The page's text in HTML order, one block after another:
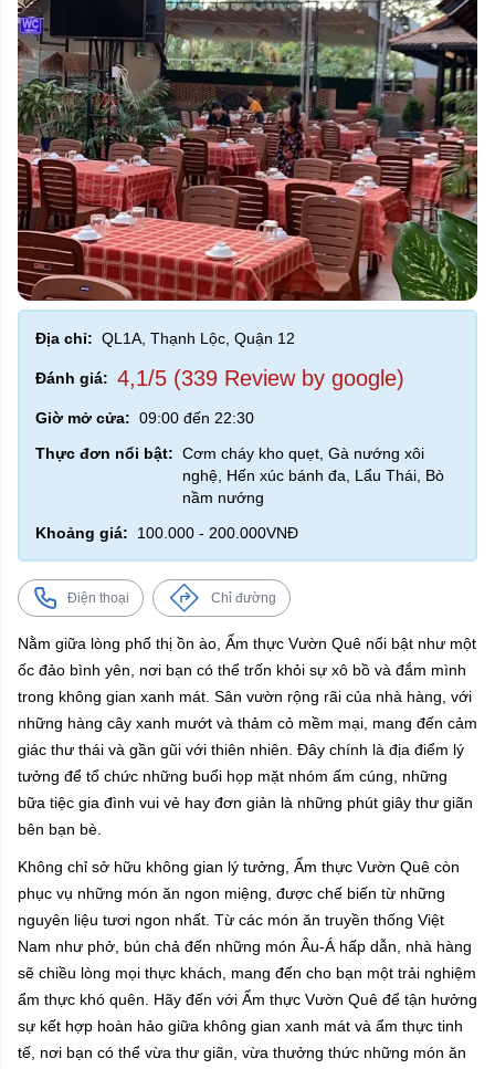
Địa chỉ: QL1A, Thạnh Lộc, Quận 12
Đánh giá: 4,1/5 (339 Review by google)
Giờ mở cửa: 09:00 đến 22:30
Thực đơn nổi bật: Cơm cháy kho quẹt, Gà nướng xôi
nghệ, Hến xúc bánh đa, Lẩu Thái, Bò
nầm nướng
Khoảng giá:
100.000 - 200.000VNĐ
Điện thoại Chỉ đường
Nằm giữa lòng phố thị ồn ào, Ẩm thực Vườn Quê nổi bật như một
ốc đảo bình yên, nơi bạn có thể trốn khỏi sự xô bồ và đắm mình
trong không gian xanh mát. Sân vườn rộng rãi của nhà hàng, với
những hàng cây xanh mướt và thảm cỏ mềm mại, mang đến cảm
giác thư thái và gần gũi với thiên nhiên. Đây chính là địa điểm lý
tưởng để tổ chức những buổi họp mặt nhóm ấm cúng, những
bữa tiệc gia đình vui vẻ hay đơn giản là những phút giây thư giãn
bên bạn bè.
Không chỉ sở hữu không gian lý tưởng, Ẩm thực Vườn Quê còn
phục vụ những món ăn ngon miệng, được chế biến từ những
nguyên liệu tươi ngon nhất. Từ các món ăn truyền thống Việt
Nam như phở, bún chả đến những món Âu-Á hấp dẫn, nhà hàng
sẽ chiều lòng mọi thực khách, mang đến cho bạn một trải nghiệm
ẩm thực khó quên. Hãy đến với Ẩm thực Vườn Quê để tận hưởng
sự kết hợp hoàn hảo giữa không gian xanh mát và ẩm thực tinh
tế, nơi bạn có thể vừa thư giãn, vừa thưởng thức những món ăn